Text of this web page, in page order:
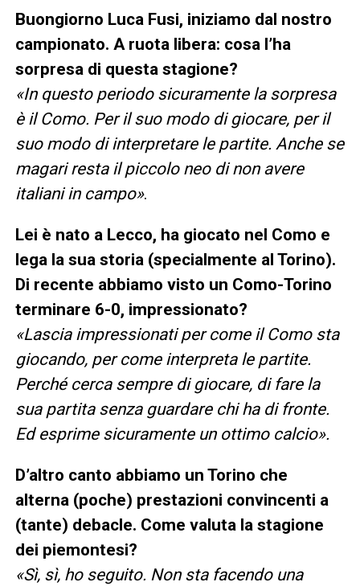
Buongiorno Luca Fusi, iniziamo dal nostro
campionato. A ruota libera: cosa l’ha
sorpresa di questa stagione?
«In questo periodo sicuramente la sorpresa
è il Como. Per il suo modo di giocare, per il
suo modo di interpretare le partite. Anche se
magari resta il piccolo neo di non avere
italiani in campo».
Lei è nato a Lecco, ha giocato nel Como e
lega la sua storia (specialmente al Torino).
Di recente abbiamo visto un Como-Torino
terminare 6-0, impressionato?
«Lascia impressionati per come il Como sta
giocando, per come interpreta le partite.
Perché cerca sempre di giocare, di fare la
sua partita senza guardare chi ha di fronte.
Ed esprime sicuramente un ottimo calcio».
D’altro canto abbiamo un Torino che
alterna (poche) prestazioni convincenti a
(tante) debacle. Come valuta la stagione
dei piemontesi?
«Sì, sì, ho seguito. Non sta facendo una